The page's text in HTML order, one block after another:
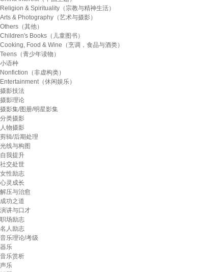
Religion & Spirituality（宗教与精神生活）
Arts & Photography（艺术与摄影）
Others（其他）
Children's Books（儿童图书）
Cooking, Food & Wine（烹调，食品与酒类）
Teens（青少年读物）
小语种
Nonfiction（非虚构类）
Entertainment（休闲娱乐）
摄影技法
摄影理论
摄影集/图册/明星影集
分类摄影
人物摄影
剪辑/后期处理
光线与构图
自我提升
社交处世
女性励志
心灵成长
解压与治愈
成功之道
演讲与口才
职场励志
名人励志
音乐理论/考级
器乐
音乐赏析
声乐